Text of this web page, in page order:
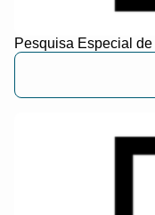
Pesquisa Especial